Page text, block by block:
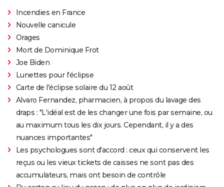
Incendies en France
Nouvelle canicule
Orages
Mort de Dominique Frot
Joe Biden
Lunettes pour l'éclipse
Carte de l'éclipse solaire du 12 août
Alvaro Fernandez, pharmacien, à propos du lavage des
draps : "L'idéal est de les changer une fois par semaine, ou
au maximum tous les dix jours. Cependant, il y a des
nuances importantes"
Les psychologues sont d'accord : ceux qui conservent les
reçus ou les vieux tickets de caisses ne sont pas des
accumulateurs, mais ont besoin de contrôle